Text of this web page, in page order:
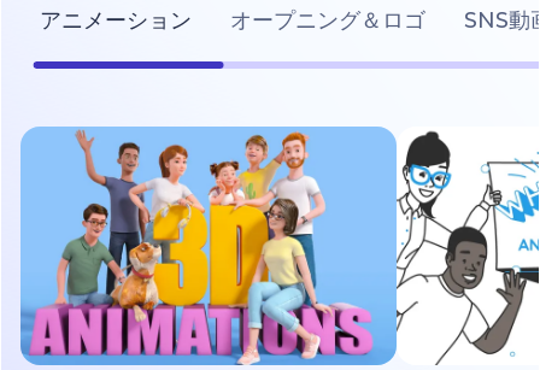
アニメーション オープニング＆ロゴ SNS動